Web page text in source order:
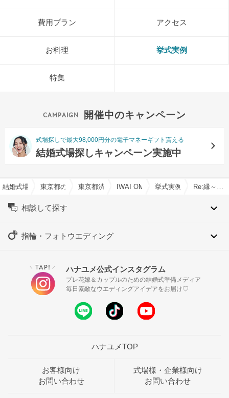
費用プラン アクセス
お料理 挙式実例
特集
開催中のキャンペーン
式場探しで最大98,000円分の電子マネーギフト貰える
結婚式場探しキャンペーン実施中
結婚式場を探すならハナユメ
東京都の結婚式場一覧東京都渋谷区の結婚式場一覧
IWAI OMOTESANDOで結婚式
挙式実例
相談して探す
指輪・フォトウエディング
＼ TAP! ／ ハナユメ公式インスタグラム
プレ花嫁＆カップルのための結婚式準備メディア
毎日素敵なウエディングアイデアをお届け♡
ハナユメTOP
お客様向け
お問い合わせ
式場様・企業様向け
お問い合わせ